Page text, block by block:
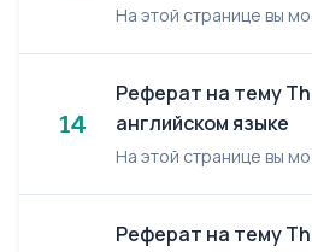
14
Реферат на тему
английском языке
Реферат на тему